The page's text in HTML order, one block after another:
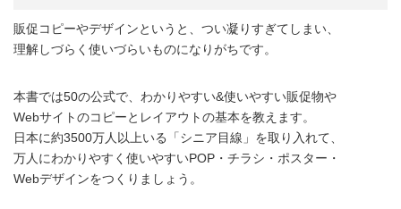
販促コピーやデザインというと、つい凝りすぎてしまい、
理解しづらく使いづらいものになりがちです。
本書では50の公式で、わかりやすい&使いやすい販促物や
Webサイトのコピーとレイアウトの基本を教えます。
日本に約3500万人以上いる「シニア目線」を取り入れて、
万人にわかりやすく使いやすいPOP・チラシ・ポスター・
Webデザインをつくりましょう。